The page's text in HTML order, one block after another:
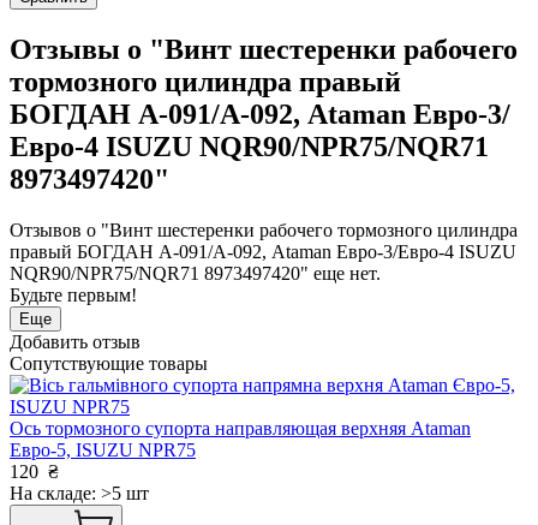
Отзывы о "Винт шестеренки рабочего
тормозного цилиндра правый
БОГДАН А-091/А-092, Ataman Евро-3/
Евро-4 ISUZU NQR90/NPR75/NQR71
8973497420"
Отзывов о "Винт шестеренки рабочего тормозного цилиндра
правый БОГДАН А-091/А-092, Ataman Евро-3/Евро-4 ISUZU
NQR90/NPR75/NQR71 8973497420" еще нет.
Будьте первым!
Еще
Добавить отзыв
Сопутствующие товары
Ось тормозного супорта направляющая верхняя Ataman
Евро-5, ISUZU NPR75
120 ₴
На складе: >5 шт